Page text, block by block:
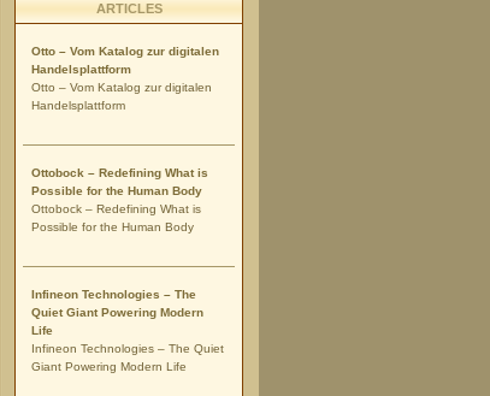
ARTICLES
Otto – Vom Katalog zur digitalen
Handelsplattform
Otto – Vom Katalog zur digitalen
Handelsplattform
Ottobock – Redefining What is
Possible for the Human Body
Ottobock – Redefining What is
Possible for the Human Body
Infineon Technologies – The
Quiet Giant Powering Modern
Life
Infineon Technologies – The Quiet
Giant Powering Modern Life